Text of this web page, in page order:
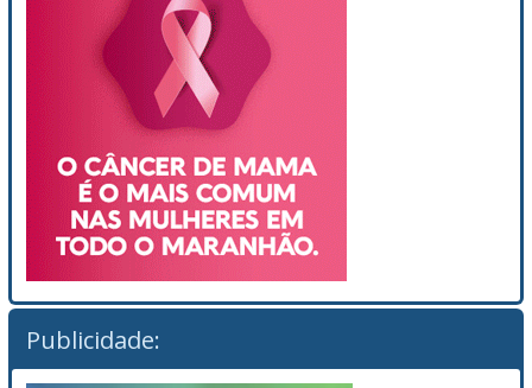
Publicidade: